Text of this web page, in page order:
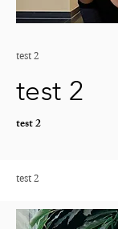
test 2
test 2
test 2
test 2